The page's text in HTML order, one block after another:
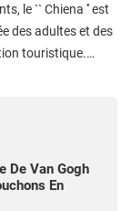
le `` Chiena '' est
des adultes et des
touristique.…
De Van Gogh
En